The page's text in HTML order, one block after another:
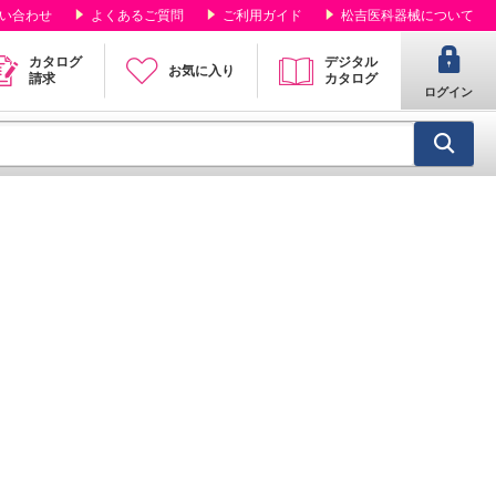
合わせ よくあるご質問 ご利用ガイド 松吉医科器械について
カタログ
請求
お気に入り
デジタル
カタログ
ログイン